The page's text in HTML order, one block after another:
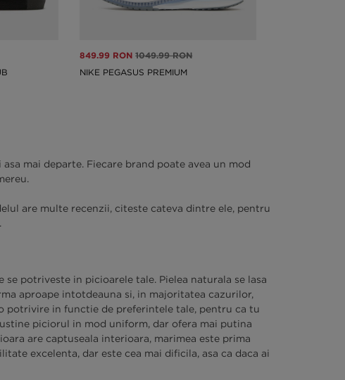
849.99 RON1049.99 RON
NIKE PEGASUS PREMIUM
mai departe. Fiecare brand poate avea un mod
are multe recenzii, citeste cateva dintre ele, pentru
potriveste in picioarele tale. Pielea naturala se lasa
aproape intotdeauna si, in majoritatea cazurilor,
potrivire in functie de preferintele tale, pentru ca tu
piciorul in mod uniform, dar ofera mai putina
are captuseala interioara, marimea este prima
excelenta, dar este cea mai dificila, asa ca daca ai